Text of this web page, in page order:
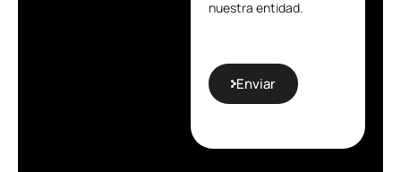
nuestra entidad.
Enviar